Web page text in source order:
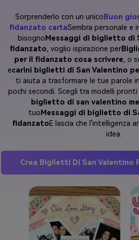
Sorprenderlo con un unico Buon
fidanzato cartaSembra personale e
bisogno Messaggi di biglietto di
fidanzato, voglio ispirazione per
per il fidanzato cosa scrivere, o
ecarini biglietti di San Valentino
ti aiuta a trasformare le tue parole
pochi secondi. Scegli tra modelli
biglietto di san valentino
tuo Messaggi di biglietto di
fidanzatoE lascia che l'intelligenza
idea.
Crea Biglietti Di San Valentino